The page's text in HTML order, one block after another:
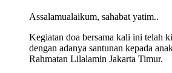
Assalamualaikum, sahabat yatim..
Kegiatan doa bersama kali ini telah
dengan adanya santunan kepada
Rahmatan Lilalamin Jakarta Timur.